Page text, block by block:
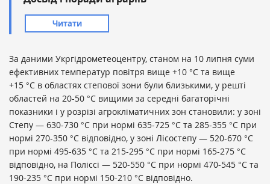
Читати
За даними Укргідрометеоцентру, станом на 10 липня суми
ефективних температур повітря вище +10 °С та вище
+15 °С в областях степової зони були близькими, у решті
областей на 20-50 °С вищими за середні багаторічні
показники і у розрізі агрокліматичних зон становили: у зоні
Степу — 630-730 °С при нормі 635-725 °С та 285-355 °С при
нормі 270-350 °С відповідно, у зоні Лісостепу — 520-670 °С
при нормі 495-635 °С та 215-295 °С при нормі 165-275 °С
відповідно, на Поліссі — 520-550 °С при нормі 470-545 °С та
190-235 °С при нормі 150-210 °С відповідно.